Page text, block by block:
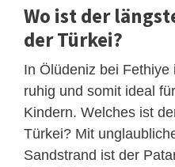
Wo ist der
der Türkei?
In Ölüdeniz bei
ruhig und somit ideal
Kindern. Welches ist
Türkei? Mit
Sandstrand ist der